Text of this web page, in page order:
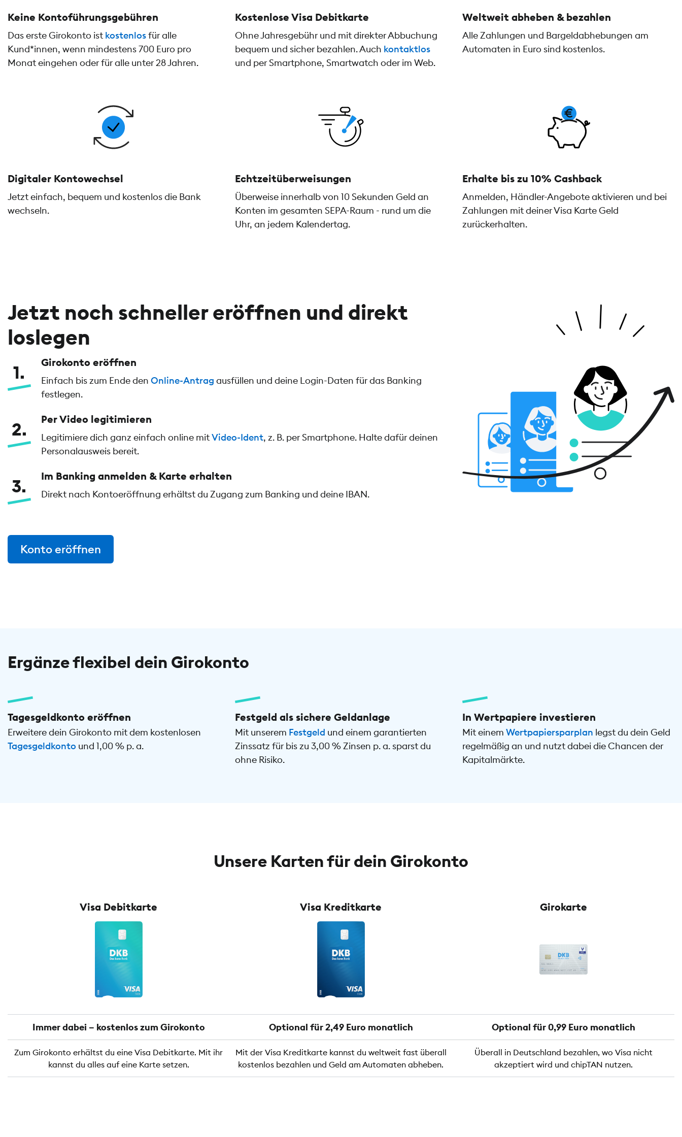
Keine Kontoführungs­gebühren
Das erste Girokonto ist kostenlosfür alle
Kund*innen, wenn mindestens 700 Euro pro
Monat eingehen oder für alle unter 28 Jahren.
Kostenlose Visa Debitkarte
Ohne Jahresgebühr und mit direkter Abbuchung
bequem und sicher bezahlen. Auch kontaktlos
und per Smartphone, Smartwatch oder im Web.
Weltweit abheben & bezahlen
Alle Zahlungen und Bargeldabhebungen am
Automaten in Euro sind kostenlos.
Digitaler Kontowechsel
Jetzt einfach, bequem und kostenlos die Bank
wechseln.
Echtzeitüberweisungen
Überweise innerhalb von 10 Sekunden Geld an
Konten im gesamten SEPA-Raum - rund um die
Uhr, an jedem Kalendertag.
Erhalte bis zu 10% Cashback
Anmelden, Händler-Angebote aktivieren und bei
Zahlungen mit deiner Visa Karte Geld
zurückerhalten.
Jetzt noch schneller eröffnen und direkt
loslegen
1 Girokonto eröffnen
Einfach bis zum Ende den Online-Antrag ausfüllen und deine Login-Daten für das Banking
festlegen.
2 Per Video legitimieren
Legitimiere dich ganz einfach online mitVideo-Ident, z. B. per Smartphone. Halte dafür deinen
Personalausweis bereit.
3 Im Banking anmelden & Karte erhalten
Direkt nach Kontoeröffnung erhältst du Zugang zum Banking und deine IBAN.
Konto eröffnen
Ergänze flexibel dein Girokonto
Tagesgeldkonto eröffnen
Erweitere dein Girokonto mit dem kostenlosen
Tagesgeldkonto und 1,00 % p. a.
Festgeld als sichere Geldanlage
Mit unserem Festgeld und einem garantierten
Zinssatz für bis zu 3,00 % Zinsen p. a. sparst du
ohne Risiko.
In Wertpapiere investieren
Mit einem Wertpapiersparplan legst du dein Geld
regelmäßig an und nutzt dabei die Chancen der
Kapitalmärkte.
Unsere Karten für dein Girokonto
Visa Debitkarte Visa Kreditkarte Girokarte
Immer dabei – kostenlos zum Girokonto Optional für 2,49 Euro monatlich Optional für 0,99 Euro monatlich
Zum Girokonto erhältst du eine Visa Debitkarte. Mit ihr
kannst du alles auf eine Karte setzen.
Mit der Visa Kreditkarte kannst du weltweit fast überall
kostenlos bezahlen und Geld am Automaten abheben.
Überall in Deutschland bezahlen, wo Visa nicht
akzeptiert wird und chipTAN nutzen.